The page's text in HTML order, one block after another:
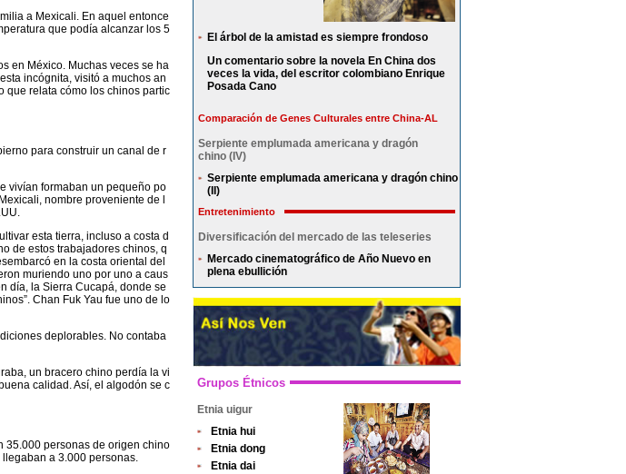
a Mexicali. En aquel entonce
que podía alcanzar los 5
en México. Muchas veces se ha
incógnita, visitó a muchos an
que relata cómo los chinos partic
para construir un canal de r
vivían formaban un pequeño po
nombre proveniente de l
esta tierra, incluso a costa d
de estos trabajadores chinos, q
en la costa oriental del
muriendo uno por uno a caus
día, la Sierra Cucapá, donde se
Chan Fuk Yau fue uno de lo
deplorables. No contaba
un bracero chino perdía la vi
calidad. Así, el algodón se c
35.000 personas de origen chino
a 3.000 personas.
El árbol de la amistad es siempre frondoso
Un comentario sobre la novela En China dos
veces la vida, del escritor colombiano Enrique
Posada Cano
Comparación de Genes Culturales entre China-AL
Serpiente emplumada americana y dragón
chino (IV)
Serpiente emplumada americana y dragón chino
(II)
Entretenimiento
Diversificación del mercado de las teleseries
Mercado cinematográfico de Año Nuevo en
plena ebullición
Grupos Étnicos
Etnia uigur
Etnia hui
Etnia dong
Etnia dai